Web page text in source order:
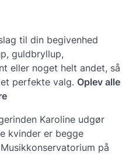
til din begivenhed
guldbryllup,
eller noget helt andet, så
perfekte valg. Oplev alle
Karoline udgør
kvinder er begge
på